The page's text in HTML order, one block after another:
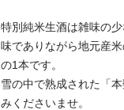
特別純米生酒は雑味の
味でありながら地元産
の1本です。
雪の中で熟成された「
みくださいませ。